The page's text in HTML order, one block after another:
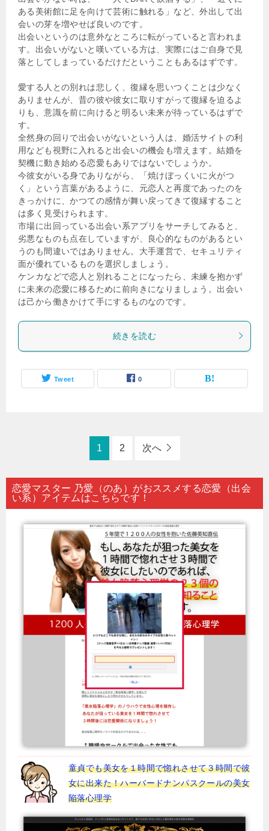
ある美術館に足を向けて芸術に触れる」など、外出して出
会いの芽を増やせば良いのです。
出会いというのは意外なところに転がっていると言われま
す。出会いがないと嘆いている方は、実際にはご自身で見
落としてしまっているだけだということもあるはずです。
愛する人との別れは悲しく、復縁を思いつくことは少なく
ありませんが、昔の彼や彼女に取りすがって復縁を迫るよ
りも、意識を前に向けると明るい未来が待っているはずで
す。
全然身の回りで出会いがないという人は、婚活サイトの利
用なども視野に入れると出会いの機会も増えます。結婚を
契機に動き始める恋愛もありではないでしょうか。
今彼女がいる身でありながら、「焼けぼっくいに火がつ
く」という言葉があるように、元恋人と再度であったのを
きっかけに、かつての感情が舞い戻ってきて復縁すること
は多く見受けられます。
市場に出回っている出会い系アプリをサーチしてみると、
劣悪なものも点在していますが、良心的なものがあるとい
うのも間違いではありません。大手運営で、セキュリティ
面が優れているものを選択しましょう。
ケンカなどで恋人と別れることになったら、未練を抱かず
に未来の恋愛に移るために前向きになりましょう。出会い
は己から働きかけて手にするものなのです。
続きを読む
Tweet 0
1 2 次へ
恋愛マスター 乃愛（のあ）がおススメする恋愛（出会
い系）アイテムはこちらです！
童貞でも美女を１時間で惚れさせて３時間で彼
女に出来た！ハーバードナンパスクールの美女
陥落心理学